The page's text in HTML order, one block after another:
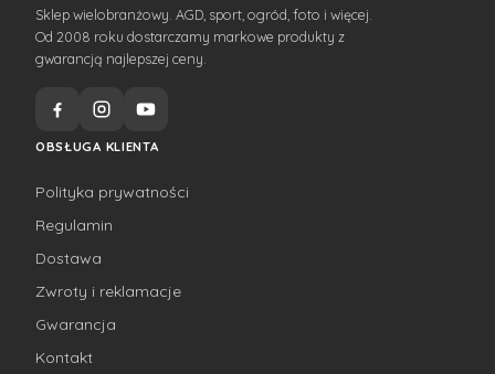
Sklep wielobranżowy. AGD, sport, ogród, foto i więcej.
Od 2008 roku dostarczamy markowe produkty z
gwarancją najlepszej ceny.
OBSŁUGA KLIENTA
Polityka prywatności
Regulamin
Dostawa
Zwroty i reklamacje
Gwarancja
Kontakt